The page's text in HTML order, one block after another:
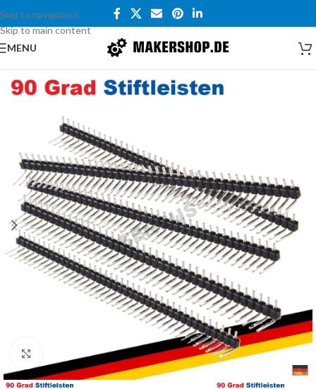
Skip to navigation
Skip to main content
MENU
Click to enlarge